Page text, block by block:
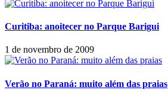
Curitiba: anoitecer no Parque Barigui
1 de novembro de 2009
Verão no Paraná: muito além das praias